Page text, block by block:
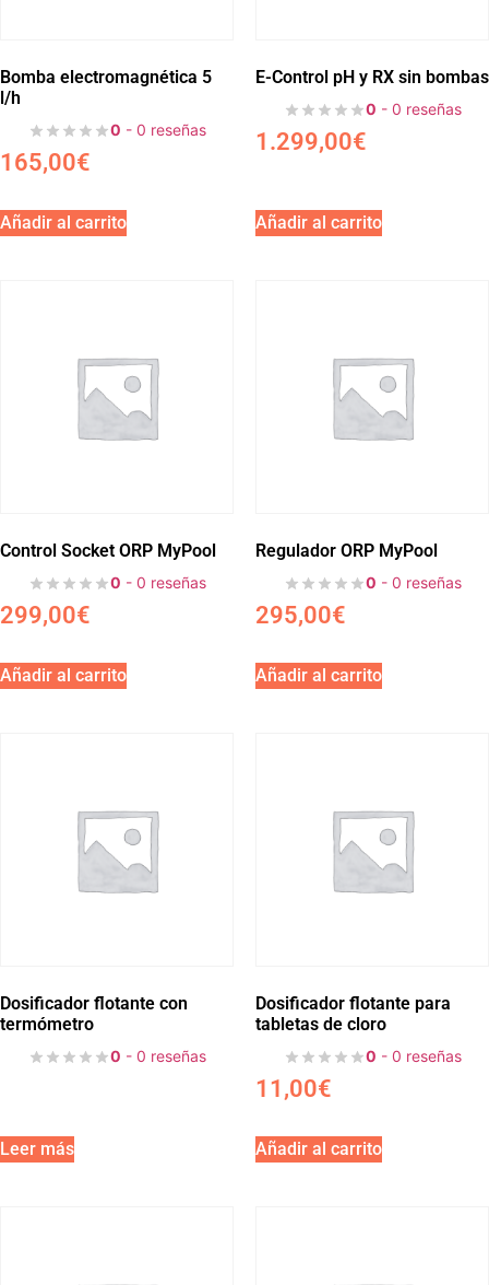
Bomba electromagnética 5
l/h
0 - 0 reseñas
165,00€
Añadir al carrito
E-Control pH y RX sin bombas
0 - 0 reseñas
1.299,00€
Añadir al carrito
Control Socket ORP MyPool
0 - 0 reseñas
299,00€
Añadir al carrito
Regulador ORP MyPool
0 - 0 reseñas
295,00€
Añadir al carrito
Dosificador flotante con
termómetro
0 - 0 reseñas
Leer más
Dosificador flotante para
tabletas de cloro
0 - 0 reseñas
11,00€
Añadir al carrito